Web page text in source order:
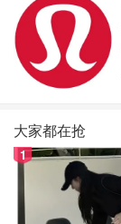
大家都在抢
1